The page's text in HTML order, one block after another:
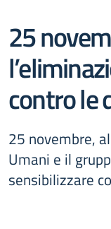
25
contro le
25 novembre,
Umani e il
sensibilizzare